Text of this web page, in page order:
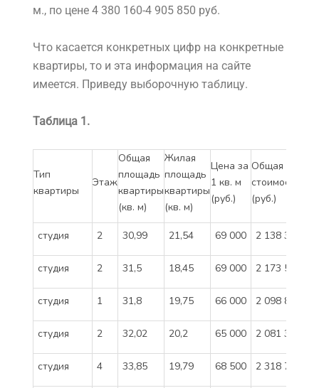
м., по цене 4 380 160-4 905 850 руб.
Что касается конкретных цифр на конкретные
квартиры, то и эта информация на сайте
имеется. Приведу выборочную таблицу.
Таблица 1.
Тип
квартиры
Этаж
Общая
площадь
квартиры
(кв. м)
Жилая
площадь
квартиры
(кв. м)
Цена за
1 кв. м
(руб.)
Общая
стоимость
(руб.)
студия 2 30,99 21,54 69 000 2 138 310
студия 2 31,5 18,45 69 000 2 173 500
студия 1 31,8 19,75 66 000 2 098 800
студия 2 32,02 20,2 65 000 2 081 300
студия 4 33,85 19,79 68 500 2 318 725